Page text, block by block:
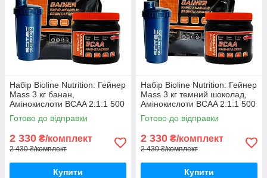
Набір Bioline Nutrition: Гейнер
Mass 3 кг банан,
Амінокислоти BCAA 2:1:1 500
г, Шейкер
Готово до відправки
2 330 ₴/комплект
2 430 ₴/комплект
Купити
Набір Bioline Nutrition: Гейнер
Mass 3 кг темний шоколад,
Амінокислоти BCAA 2:1:1 500
г, Шейкер
Готово до відправки
2 330 ₴/комплект
2 430 ₴/комплект
Купити